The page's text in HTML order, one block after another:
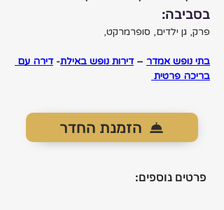
בסביבה:
פרק, גן ילדים, סופרמרקט,
בתי נופש אמדר – דירות נופש באילת- דירה עם
בריכה פרטית
הזמנת החדר
פרטים נוספים: